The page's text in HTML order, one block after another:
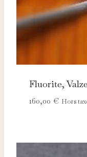
Fluorite,
160,00 € Hors